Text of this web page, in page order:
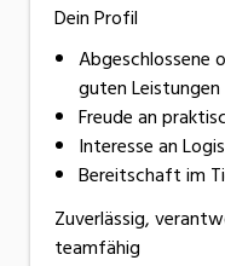
Dein Profil
Abgeschlossene
guten Leistungen
Freude an
Interesse an
Bereitschaft im
Zuverlässig,
teamfähig